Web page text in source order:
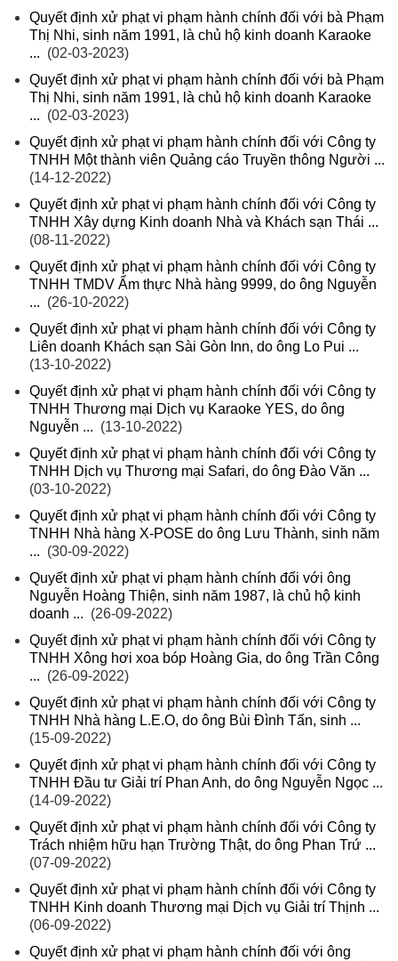
Quyết định xử phạt vi phạm hành chính đối với bà Phạm
Thị Nhi, sinh năm 1991, là chủ hộ kinh doanh Karaoke
... (02-03-2023)
Quyết định xử phạt vi phạm hành chính đối với bà Phạm
Thị Nhi, sinh năm 1991, là chủ hộ kinh doanh Karaoke
... (02-03-2023)
Quyết định xử phạt vi phạm hành chính đối với Công ty
TNHH Một thành viên Quảng cáo Truyền thông Người ...
(14-12-2022)
Quyết định xử phạt vi phạm hành chính đối với Công ty
TNHH Xây dựng Kinh doanh Nhà và Khách sạn Thái ...
(08-11-2022)
Quyết định xử phạt vi phạm hành chính đối với Công ty
TNHH TMDV Ẩm thực Nhà hàng 9999, do ông Nguyễn
... (26-10-2022)
Quyết định xử phạt vi phạm hành chính đối với Công ty
Liên doanh Khách sạn Sài Gòn Inn, do ông Lo Pui ...
(13-10-2022)
Quyết định xử phạt vi phạm hành chính đối với Công ty
TNHH Thương mại Dịch vụ Karaoke YES, do ông
Nguyễn ... (13-10-2022)
Quyết định xử phạt vi phạm hành chính đối với Công ty
TNHH Dịch vụ Thương mại Safari, do ông Đào Văn ...
(03-10-2022)
Quyết định xử phạt vi phạm hành chính đối với Công ty
TNHH Nhà hàng X-POSE do ông Lưu Thành, sinh năm
... (30-09-2022)
Quyết định xử phạt vi phạm hành chính đối với ông
Nguyễn Hoàng Thiện, sinh năm 1987, là chủ hộ kinh
doanh ... (26-09-2022)
Quyết định xử phạt vi phạm hành chính đối với Công ty
TNHH Xông hơi xoa bóp Hoàng Gia, do ông Trần Công
... (26-09-2022)
Quyết định xử phạt vi phạm hành chính đối với Công ty
TNHH Nhà hàng L.E.O, do ông Bùi Đình Tấn, sinh ...
(15-09-2022)
Quyết định xử phạt vi phạm hành chính đối với Công ty
TNHH Đầu tư Giải trí Phan Anh, do ông Nguyễn Ngọc ...
(14-09-2022)
Quyết định xử phạt vi phạm hành chính đối với Công ty
Trách nhiệm hữu hạn Trường Thật, do ông Phan Trứ ...
(07-09-2022)
Quyết định xử phạt vi phạm hành chính đối với Công ty
TNHH Kinh doanh Thương mại Dịch vụ Giải trí Thịnh ...
(06-09-2022)
Quyết định xử phạt vi phạm hành chính đối với ông